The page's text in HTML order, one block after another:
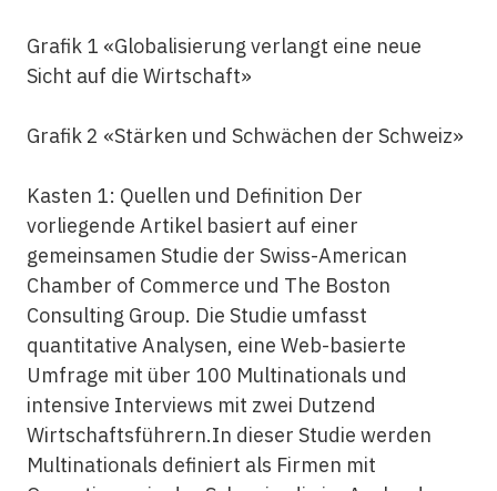
Grafik 1 «Globalisierung verlangt eine neue
Sicht auf die Wirtschaft»
Grafik 2 «Stärken und Schwächen der Schweiz»
Kasten 1: Quellen und Definition Der
vorliegende Artikel basiert auf einer
gemeinsamen Studie der Swiss-American
Chamber of Commerce und The Boston
Consulting Group. Die Studie umfasst
quantitative Analysen, eine Web-basierte
Umfrage mit über 100 Multinationals und
intensive Interviews mit zwei Dutzend
Wirtschaftsführern.In dieser Studie werden
Multinationals definiert als Firmen mit